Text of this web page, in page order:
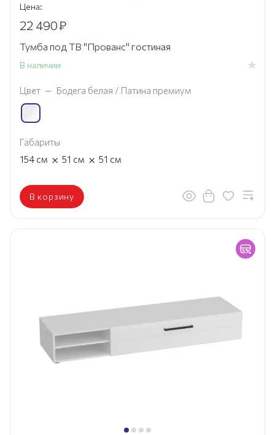
Цена:
22 490₽
Тумба под ТВ "Прованс" гостиная
В наличии
Цвет — Бодега белая / Патина премиум
Габариты
154 см × 51 см × 51 см
В корзину